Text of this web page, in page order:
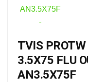
TVIS
3.5X75 FLU
AN3.5X75F